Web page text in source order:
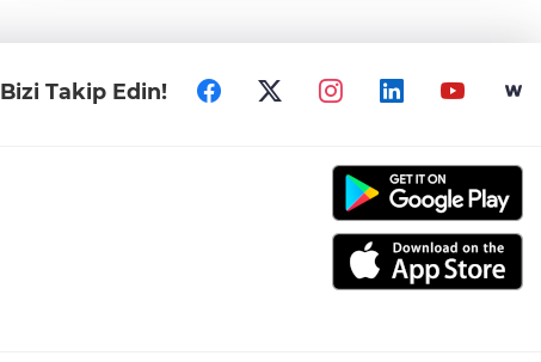
şüpheliler hakkında “Kaçakçılıkla Mücadele Kanununa
Bizi Takip Edin!